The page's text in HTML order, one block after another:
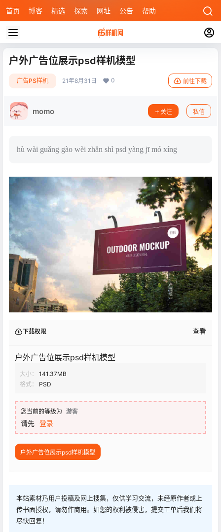
首页 博客 精选 探索 网址 公告 帮助
户外广告位展示psd样机模型
广告PS样机 21年8月31日 0 前往下载
momo 关注 私信
hù wài guǎng gào wèi zhǎn shì psd yàng jī mó xíng
下载权限 查看
户外广告位展示psd样机模型
大小：
141.37MB
格式：
PSD
您当前的等级为 游客
请先 登录
户外广告位展示psd样机模型
本站素材乃用户投稿及网上搜集，仅供学习交流，未经原作者或上
传书面授权，请勿作商用。如您的权利被侵害，提交工单后我们将
尽快回复！